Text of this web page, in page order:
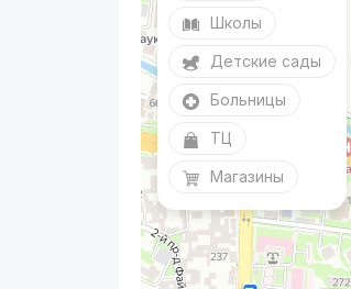
Школы
Детские сады
Больницы
ТЦ
Магазины